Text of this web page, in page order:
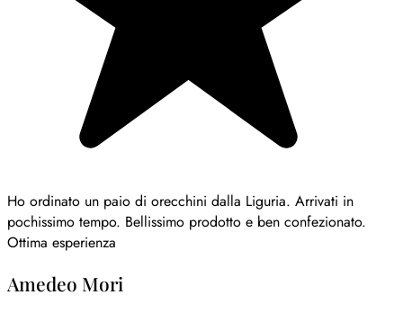
Ho ordinato un paio di orecchini dalla Liguria. Arrivati in
pochissimo tempo. Bellissimo prodotto e ben confezionato.
Ottima esperienza
Amedeo Mori